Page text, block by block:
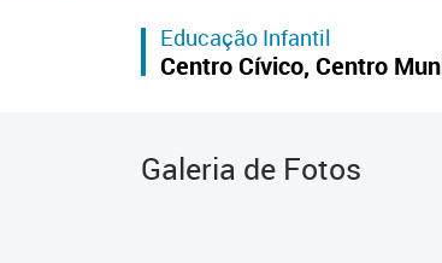
Educação Infantil
Centro Cívico, Centro
Galeria de Fotos